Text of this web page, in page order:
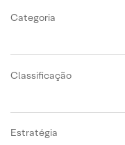
Categoria
Classificação
Estratégia